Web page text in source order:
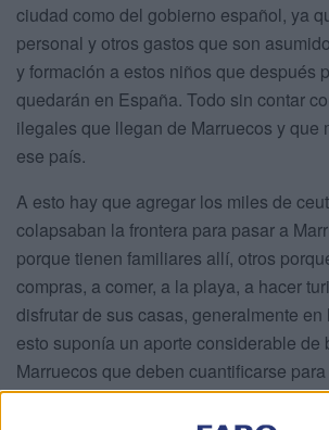
ciudad como del gobierno español, ya
personal y otros gastos que son
y formación a estos niños que después
quedarán en España. Todo sin contar
ilegales que llegan de Marruecos y que
ese país.
A esto hay que agregar los miles de
colapsaban la frontera para pasar a
porque tienen familiares allí, otros
compras, a comer, a la playa, a hacer
disfrutar de sus casas, generalmente en
esto suponía un aporte considerable de
Marruecos que deben cuantificarse
anteriores ventajas que Ceuta genera